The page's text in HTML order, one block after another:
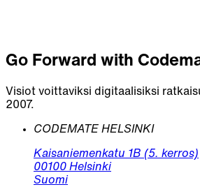
Go Forward with
Visiot voittaviksi digitaalisiksi
2007.
CODEMATE HELSINKI
Kaisaniemenkatu 1B (5. kerros)
00100 Helsinki
Suomi